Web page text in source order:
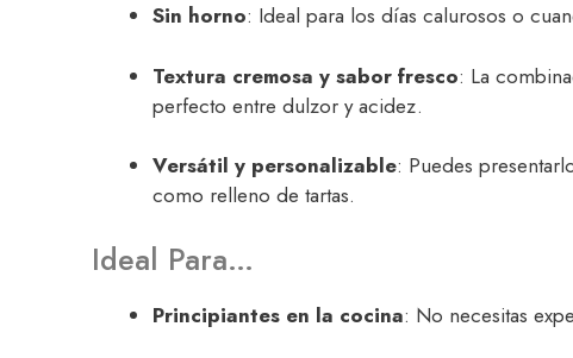
Sin horno: Ideal para los días calurosos o
Textura cremosa y sabor fresco: La
perfecto entre dulzor y acidez.
Versátil y personalizable: Puedes
como relleno de tartas.
Ideal Para…
Principiantes en la cocina: No necesitas